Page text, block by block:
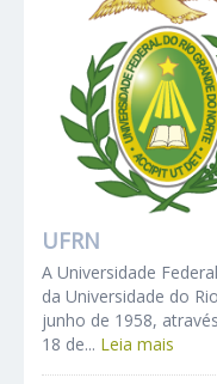
UFRN
A Universidade
da Universidade do
junho de 1958,
18 de... Leia mais